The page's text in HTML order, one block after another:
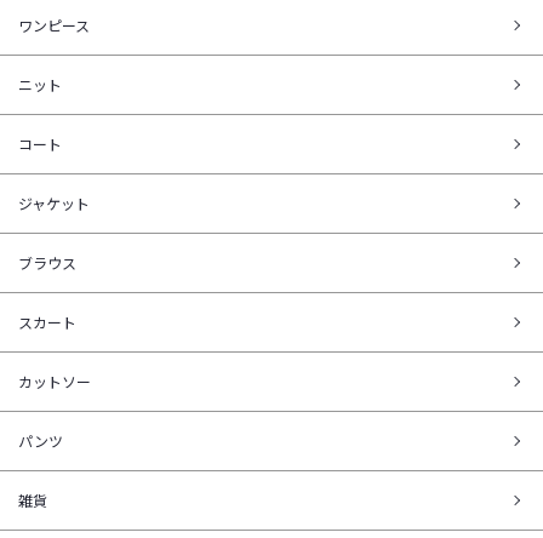
ワンピース
ニット
コート
ジャケット
ブラウス
スカート
カットソー
パンツ
雑貨